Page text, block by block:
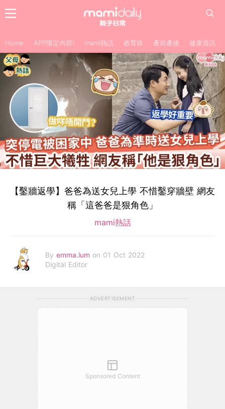
Home APP限定內容! mami熱話 教育路 產前產後 健康資訊
【鑿牆返學】爸爸為送女兒上學 不惜鑿穿牆壁 網友
稱「這爸爸是狠角色」
mami熱話
By emma.lum on 01 Oct 2022
Digital Editor
ADVERTISEMENT
Sponsored Content